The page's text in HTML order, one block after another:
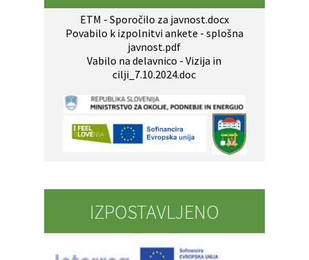
ETM - Sporočilo za javnost.docx
Povabilo k izpolnitvi ankete - splošna
javnost.pdf
Vabilo na delavnico - Vizija in
cilji_7.10.2024.doc
IZPOSTAVLJENO